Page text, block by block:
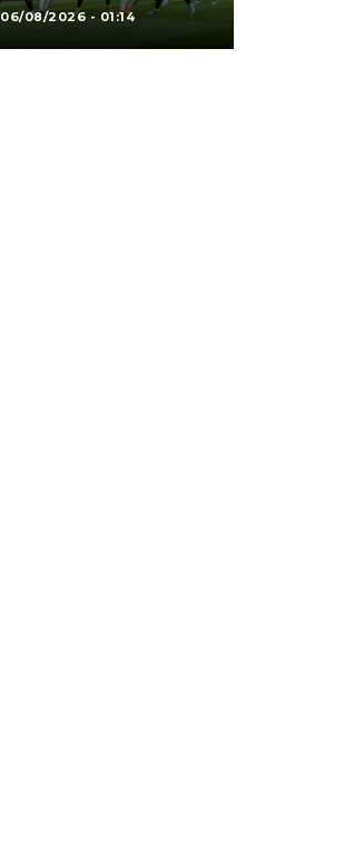
06/08/2026 - 01:14